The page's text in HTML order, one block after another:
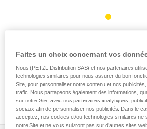
Système de fixation pour le kit KNEE
élastique
Kit de fixation, avec élastique, compatible
ASCENT et le bloqueur de genou KNEE
Faites un choix concernant vos
Nous (PETZL Distribution SAS) et nos partenaires
technologies similaires pour nous assurer du bon
Site, pour personnaliser notre contenu et nos
trafic. Nous partageons également des informations,
sur notre Site, avec nos partenaires analytiques,
sociaux afin de personnaliser nos publicités. Dans le
acceptez, nos cookies et/ou technologies similaires ne
notre Site et ne vous suivront pas sur d’autres sites